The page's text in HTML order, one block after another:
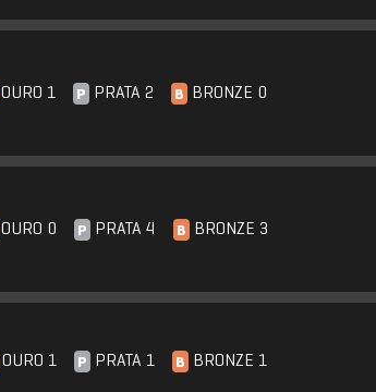
OURO 1 P PRATA 2 B BRONZE 0
OURO 0 P PRATA 4 B BRONZE 3
OURO 1 P PRATA 1 B BRONZE 1